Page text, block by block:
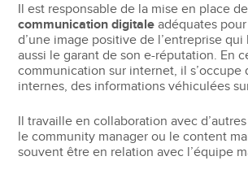
Il est responsable de la mise en place
communication digitale adéquates
d’une image positive de l’entreprise qui
aussi le garant de son e-réputation. En
communication sur internet, il s’occupe
internes, des informations véhiculées
Il travaille en collaboration avec
le community manager ou le content
souvent être en relation avec l’équipe